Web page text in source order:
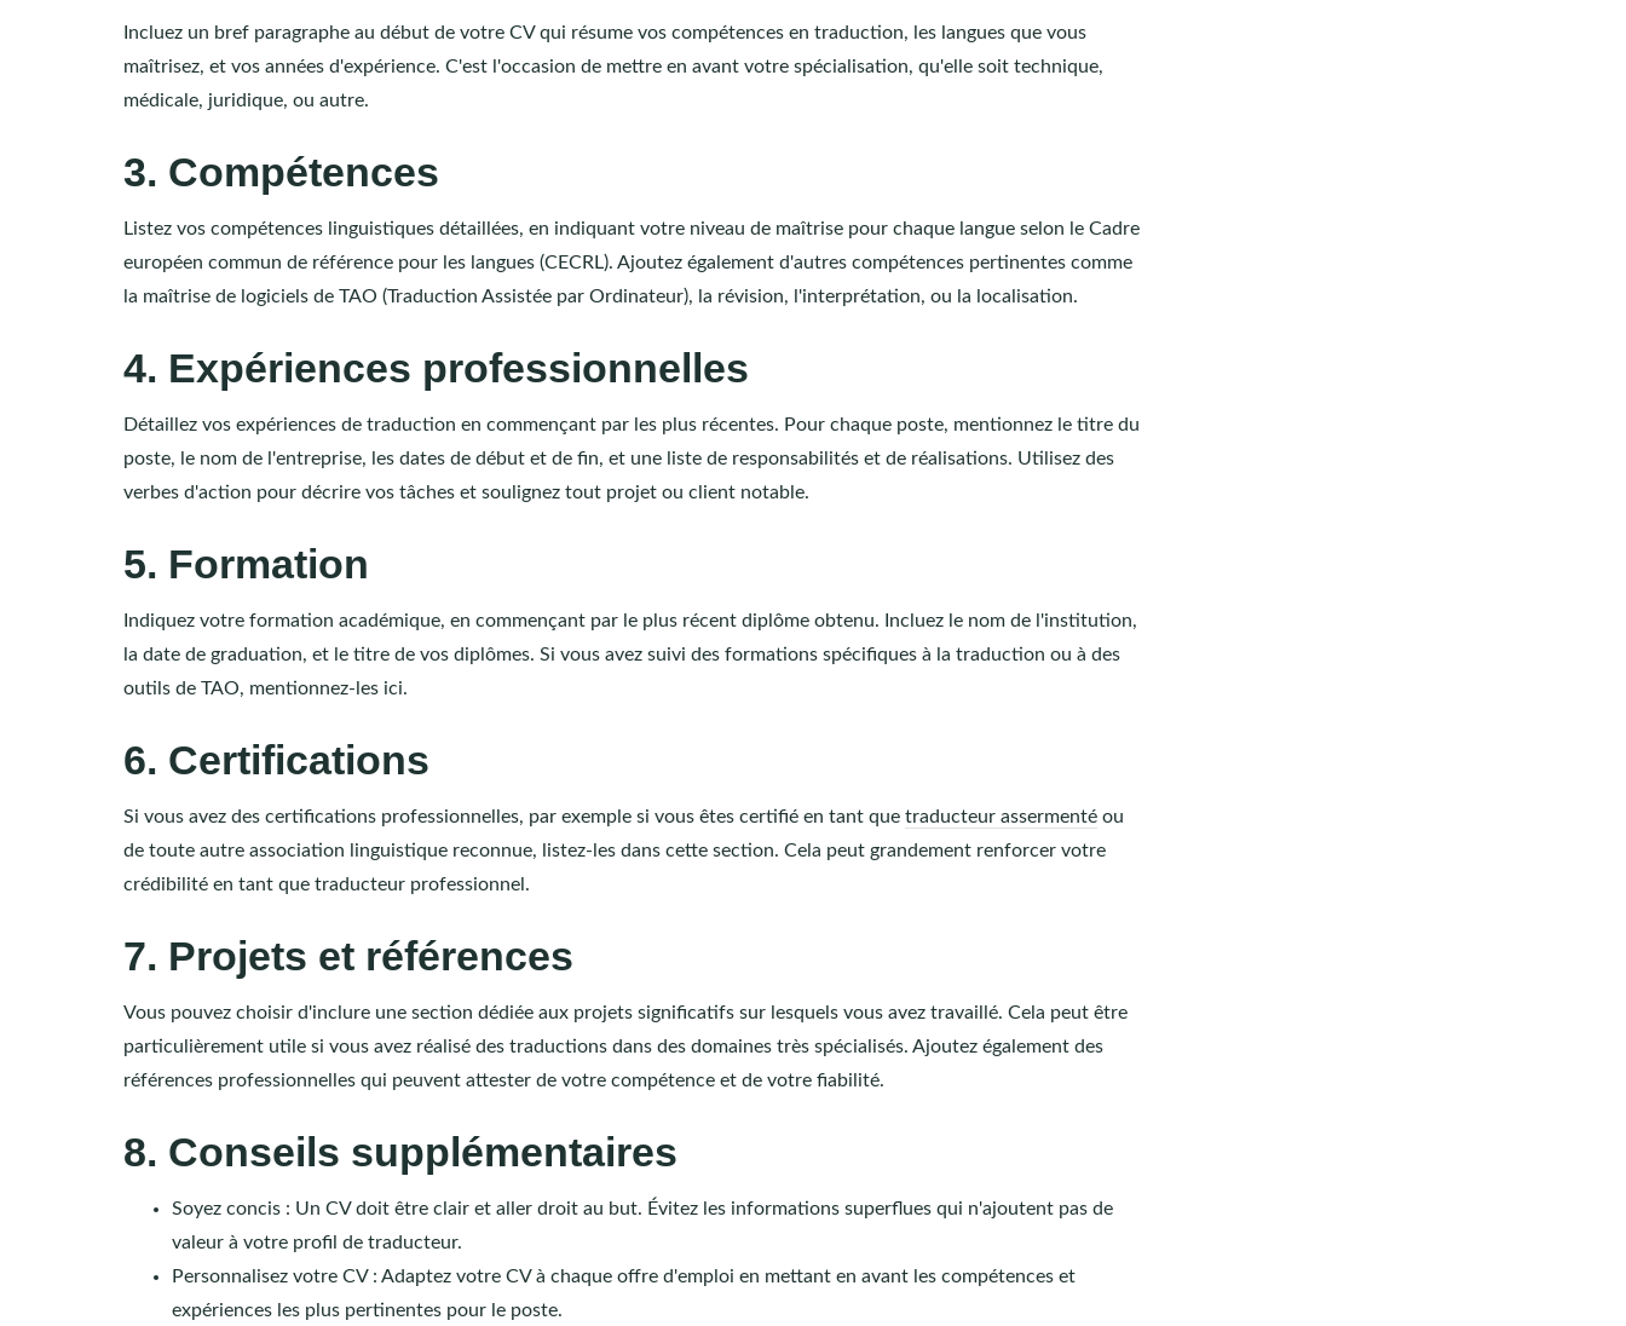
Incluez un bref paragraphe au début de votre CV qui résume vos compétences en traduction, les langues que vous
maîtrisez, et vos années d'expérience. C'est l'occasion de mettre en avant votre spécialisation, qu'elle soit technique,
médicale, juridique, ou autre.
3. Compétences
Listez vos compétences linguistiques détaillées, en indiquant votre niveau de maîtrise pour chaque langue selon le Cadre
européen commun de référence pour les langues (CECRL). Ajoutez également d'autres compétences pertinentes comme
la maîtrise de logiciels de TAO (Traduction Assistée par Ordinateur), la révision, l'interprétation, ou la localisation.
4. Expériences professionnelles
Détaillez vos expériences de traduction en commençant par les plus récentes. Pour chaque poste, mentionnez le titre du
poste, le nom de l'entreprise, les dates de début et de fin, et une liste de responsabilités et de réalisations. Utilisez des
verbes d'action pour décrire vos tâches et soulignez tout projet ou client notable.
5. Formation
Indiquez votre formation académique, en commençant par le plus récent diplôme obtenu. Incluez le nom de l'institution,
la date de graduation, et le titre de vos diplômes. Si vous avez suivi des formations spécifiques à la traduction ou à des
outils de TAO, mentionnez-les ici.
6. Certifications
Si vous avez des certifications professionnelles, par exemple si vous êtes certifié en tant que traducteur assermenté ou
de toute autre association linguistique reconnue, listez-les dans cette section. Cela peut grandement renforcer votre
crédibilité en tant que traducteur professionnel.
7. Projets et références
Vous pouvez choisir d'inclure une section dédiée aux projets significatifs sur lesquels vous avez travaillé. Cela peut être
particulièrement utile si vous avez réalisé des traductions dans des domaines très spécialisés. Ajoutez également des
références professionnelles qui peuvent attester de votre compétence et de votre fiabilité.
8. Conseils supplémentaires
Soyez concis : Un CV doit être clair et aller droit au but. Évitez les informations superflues qui n'ajoutent pas de
valeur à votre profil de traducteur.
Personnalisez votre CV : Adaptez votre CV à chaque offre d'emploi en mettant en avant les compétences et
expériences les plus pertinentes pour le poste.